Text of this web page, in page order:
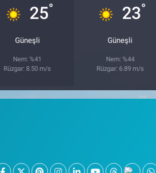
25°
Güneşli
Nem: %41
Rüzgar: 8.50 m/s
23°
Güneşli
Nem: %44
Rüzgar: 6.89 m/s